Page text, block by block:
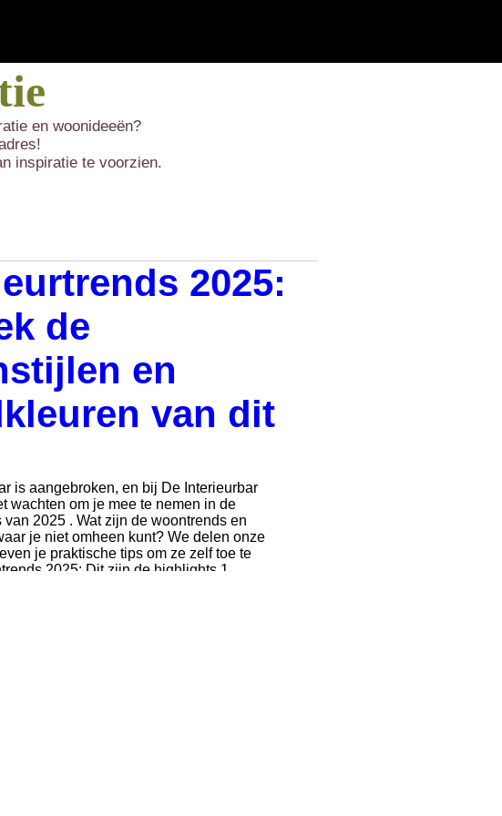
en woonideeën?
inspiratie te voorzien.
2025:
de
en
van dit
is aangebroken, en bij De Interieurbar
wachten om je mee te nemen in de
van 2025 . Wat zijn de woontrends en
je niet omheen kunt? We delen onze
je praktische tips om ze zelf toe te
2025: Dit zijn de highlights 1.